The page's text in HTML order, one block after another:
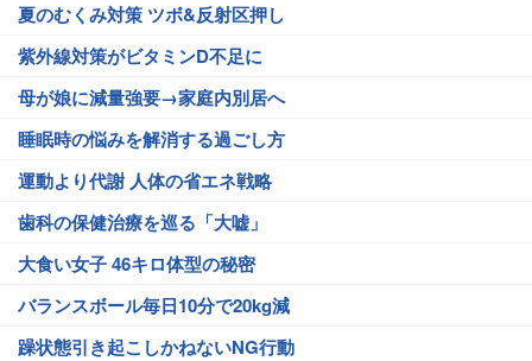
夏のむくみ対策 ツボ&反射区押し
紫外線対策がビタミンD不足に
母が娘に減量強要→家庭内別居へ
睡眠時の悩みを解消する過ごし方
運動より代謝 人体の省エネ戦略
歯科の保健治療を巡る「大嘘」
大食い女子 46キロ体型の秘密
バランスボール毎日10分で20kg減
躁状態引き起こしかねないNG行動